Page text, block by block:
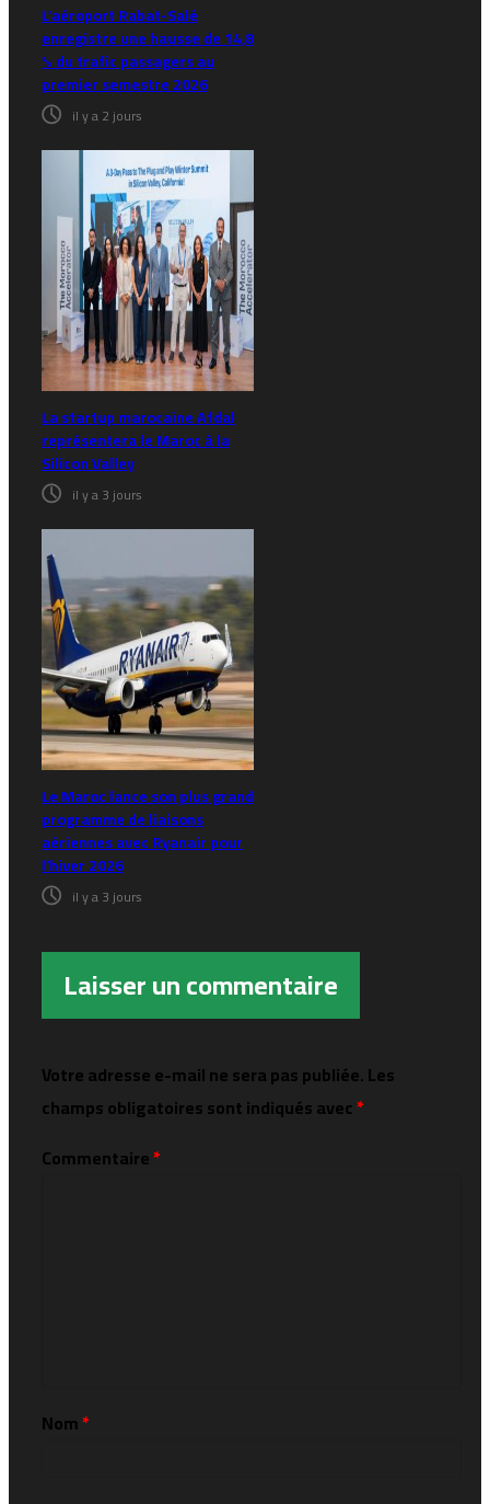
L’aéroport Rabat-Salé
enregistre une hausse de 14,8
% du trafic passagers au
premier semestre 2026
il y a 2 jours
La startup marocaine Afdal
représentera le Maroc à la
Silicon Valley
il y a 3 jours
Le Maroc lance son plus grand
programme de liaisons
aériennes avec Ryanair pour
l’hiver 2026
il y a 3 jours
Laisser un commentaire
Votre adresse e-mail ne sera pas publiée.Les
champs obligatoires sont indiqués avec*
Commentaire*
Nom*